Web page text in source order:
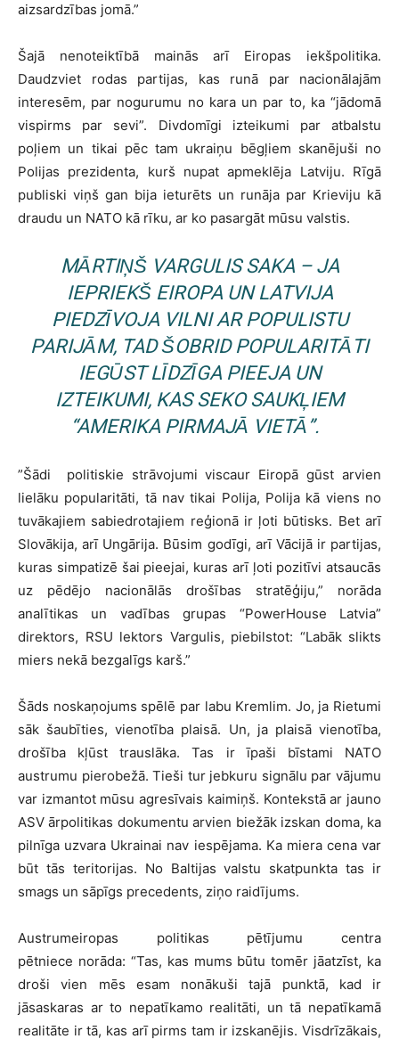
aizsardzības jomā.”
Šajā nenoteiktībā mainās arī Eiropas iekšpolitika.
Daudzviet rodas partijas, kas runā par nacionālajām
interesēm, par nogurumu no kara un par to, ka “jādomā
vispirms par sevi”. Divdomīgi izteikumi par atbalstu
poļiem un tikai pēc tam ukraiņu bēgļiem skanējuši no
Polijas prezidenta, kurš nupat apmeklēja Latviju. Rīgā
publiski viņš gan bija ieturēts un runāja par Krieviju kā
draudu un NATO kā rīku, ar ko pasargāt mūsu valstis.
MĀRTIŅŠ VARGULIS SAKA – JA
IEPRIEKŠ EIROPA UN LATVIJA
PIEDZĪVOJA VILNI AR POPULISTU
PARIJĀM, TAD ŠOBRID POPULARITĀTI
IEGŪST LĪDZĪGA PIEEJA UN
IZTEIKUMI, KAS SEKO SAUKĻIEM
“AMERIKA PIRMAJĀ VIETĀ”.
”Šādi politiskie strāvojumi viscaur Eiropā gūst arvien
lielāku popularitāti, tā nav tikai Polija, Polija kā viens no
tuvākajiem sabiedrotajiem reģionā ir ļoti būtisks. Bet arī
Slovākija, arī Ungārija. Būsim godīgi, arī Vācijā ir partijas,
kuras simpatizē šai pieejai, kuras arī ļoti pozitīvi atsaucās
uz pēdējo nacionālās drošības stratēģiju,” norāda
analītikas un vadības grupas “PowerHouse Latvia”
direktors, RSU lektors Vargulis, piebilstot: “Labāk slikts
miers nekā bezgalīgs karš.”
Šāds noskaņojums spēlē par labu Kremlim. Jo, ja Rietumi
sāk šaubīties, vienotība plaisā. Un, ja plaisā vienotība,
drošība kļūst trauslāka. Tas ir īpaši bīstami NATO
austrumu pierobežā. Tieši tur jebkuru signālu par vājumu
var izmantot mūsu agresīvais kaimiņš. Kontekstā ar jauno
ASV ārpolitikas dokumentu arvien biežāk izskan doma, ka
pilnīga uzvara Ukrainai nav iespējama. Ka miera cena var
būt tās teritorijas. No Baltijas valstu skatpunkta tas ir
smags un sāpīgs precedents, ziņo raidījums.
Austrumeiropas politikas pētījumu centra
pētniece norāda: “Tas, kas mums būtu tomēr jāatzīst, ka
droši vien mēs esam nonākuši tajā punktā, kad ir
jāsaskaras ar to nepatīkamo realitāti, un tā nepatīkamā
realitāte ir tā, kas arī pirms tam ir izskanējis. Visdrīzākais,